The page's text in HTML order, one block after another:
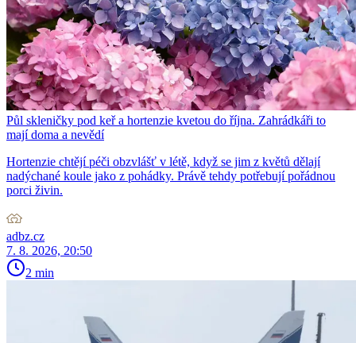
Půl skleničky pod keř a hortenzie kvetou do října. Zahrádkáři to
mají doma a nevědí
Hortenzie chtějí péči obzvlášť v létě, když se jim z květů dělají
nadýchané koule jako z pohádky. Právě tehdy potřebují pořádnou
porci živin.
adbz.cz
7. 8. 2026, 20:50
2 min